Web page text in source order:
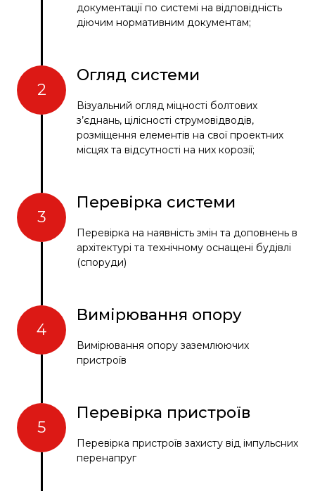
документації по системі на відповідність
діючим нормативним документам;
2
Огляд системи
Візуальний огляд міцності болтових
з’єднань, цілісності струмовідводів,
розміщення елементів на свої проектних
місцях та відсутності на них корозії;
3
Перевірка системи
Перевірка на наявність змін та доповнень в
архітектурі та технічному оснащені будівлі
(споруди)
4
Вимірювання опору
Вимірювання опору заземлюючих
пристроїв
5
Перевірка пристроїв
Перевірка пристроїв захисту від імпульсних
перенапруг